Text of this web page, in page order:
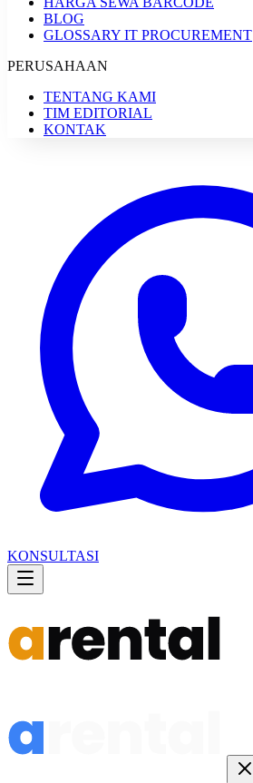
BLOG
GLOSSARY IT PROCUREMENT
PERUSAHAAN
TENTANG KAMI
TIM EDITORIAL
KONTAK
KONSULTASI